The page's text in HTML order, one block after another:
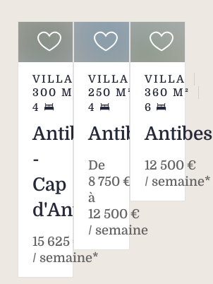
VILLA
300 M²
4
Antibes
-
Cap
d'Antibes
15 625 €
/ semaine*
VILLA
250 M²
4
Antibes
De
8 750 €
à
12 500 €
/ semaine
VILLA
360 M²
6
Antibes
12 500 €
/ semaine*